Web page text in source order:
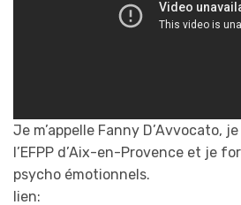
Je m’appelle Fanny D’Avvocato,
l’EFPP d’Aix-en-Provence et je
psycho émotionnels.
lien: